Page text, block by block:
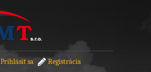
Prihlásiť sa Registrácia